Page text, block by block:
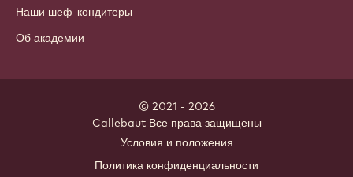
Наши шеф-кондитеры
Об академии
© 2021 - 2026
Callebaut. Все права защищены
Условия и положения
Политика конфиденциальности